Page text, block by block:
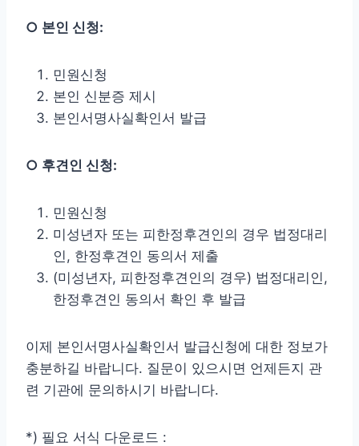
○ 본인 신청:
민원신청
본인 신분증 제시
본인서명사실확인서 발급
○ 후견인 신청:
민원신청
미성년자 또는 피한정후견인의 경우 법정대리
인, 한정후견인 동의서 제출
(미성년자, 피한정후견인의 경우) 법정대리인,
한정후견인 동의서 확인 후 발급
이제 본인서명사실확인서 발급신청에 대한 정보가
충분하길 바랍니다. 질문이 있으시면 언제든지 관
련 기관에 문의하시기 바랍니다.
*) 필요 서식 다운로드 :